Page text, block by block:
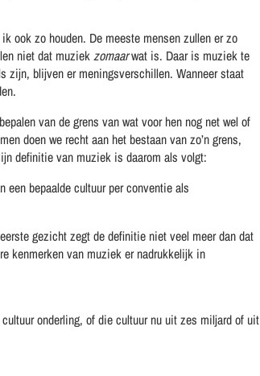
ook zo houden. De meeste mensen zullen er zo
niet dat muziekzomaarwat is. Daar is muziek te
zijn, blijven er meningsverschillen. Wanneer staat
van de grens van wat voor hen nog net wel of
doen we recht aan het bestaan van zo’n grens,
definitie van muziek is daarom als volgt:
bepaalde cultuur per conventie als
gezicht zegt de definitie niet veel meer dan dat
kenmerken van muziek er nadrukkelijk in
onderling, of die cultuur nu uit zes miljard of uit